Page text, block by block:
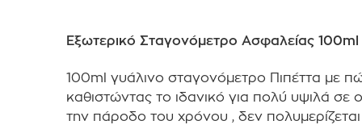
Εξωτερικό Σταγονόμετρο Ασφαλείας
100ml γυάλινο σταγονόμετρο Πιπέττα με
καθιστώντας το ιδανικό για πολύ υψιλά σε
την πάροδο του χρόνου , δεν